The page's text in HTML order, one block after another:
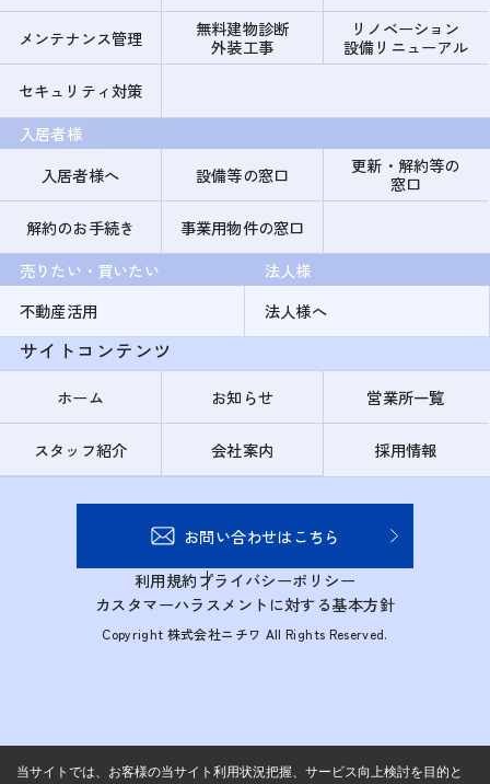
メンテナンス管理
無料建物診断
外装工事
リノベーション
設備リニューアル
セキュリティ対策
入居者様
入居者様へ
設備等の窓口
更新・解約等の
窓口
解約のお手続き
事業用物件の窓口
売りたい・買いたい
不動産活用
法人様
法人様へ
サイトコンテンツ
ホーム お知らせ 営業所一覧
スタッフ紹介 会社案内 採用情報
お問い合わせはこちら
利用規約プライバシーポリシー
カスタマーハラスメントに対する基本方針
Copyright 株式会社ニチワ All Rights Reserved.
当サイトでは、お客様の当サイト利用状況把握、サービス向上検討を目的と